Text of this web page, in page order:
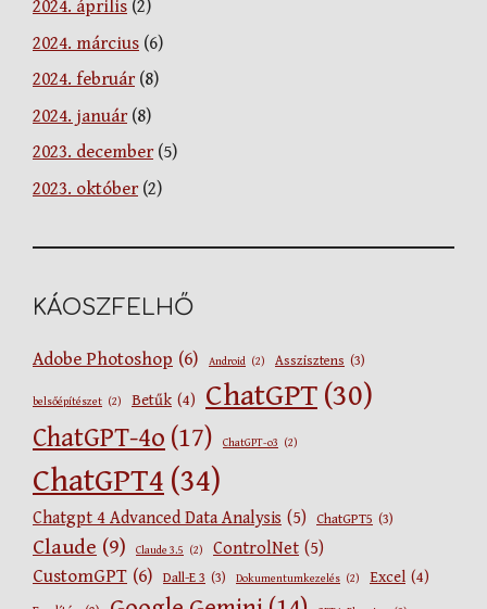
2024. április (2)
2024. március (6)
2024. február(8)
2024. január(8)
2023. december(5)
2023. október(2)
KÁOSZFELHŐ
Adobe Photoshop (6) Android (2) Asszisztens (3)
belsőépítészet (2) Betűk (4) ChatGPT (30)
ChatGPT-4o (17) ChatGPT-o3 (2)
ChatGPT4 (34)
Chatgpt 4 Advanced Data Analysis (5) ChatGPT5 (3)
Claude (9) Claude 3.5 (2) ControlNet (5)
CustomGPT (6) Dall-E 3 (3) Dokumentumkezelés (2) Excel (4)